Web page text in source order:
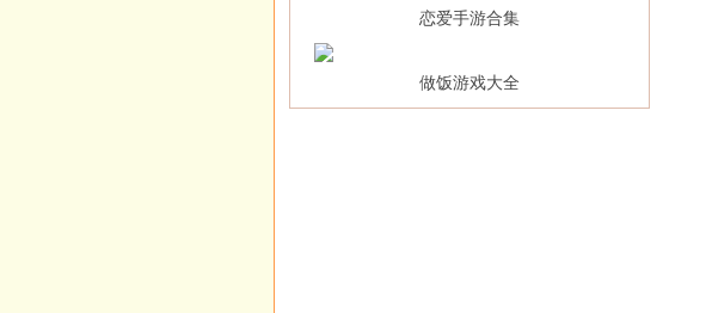
恋爱手游合集
做饭游戏大全